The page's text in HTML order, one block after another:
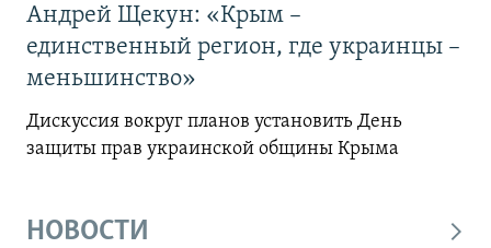
Андрей Щекун: «Крым –
единственный регион, где украинцы –
меньшинство»
Дискуссия вокруг планов установить День
защиты прав украинской общины Крыма
НОВОСТИ